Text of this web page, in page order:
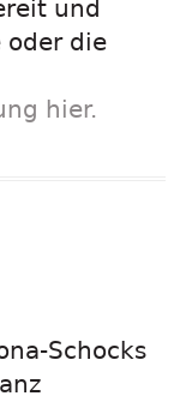
und
oder die
hier.
Schocks